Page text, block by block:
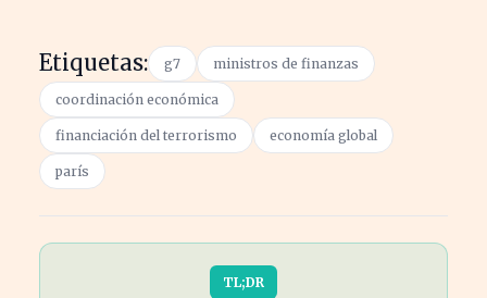
Etiquetas: g7 ministros de finanzas
coordinación económica
financiación del terrorismo economía global
parís
TL;DR